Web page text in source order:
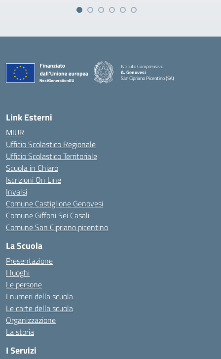
Istituto Comprensivo
A. Genovesi
San Cipriano Picentino (SA)
— Visita la pagina iniziale della scuola
Link Esterni
MIUR
Ufficio Scolastico Regionale
Ufficio Scolastico Territoriale
Scuola in Chiaro
Iscrizioni On Line
Invalsi
Comune Castiglione Genovesi
Comune Giffoni Sei Casali
Comune San Cipriano picentino
La Scuola
Presentazione
I luoghi
Le persone
I numeri della scuola
Le carte della scuola
Organizzazione
La storia
I Servizi